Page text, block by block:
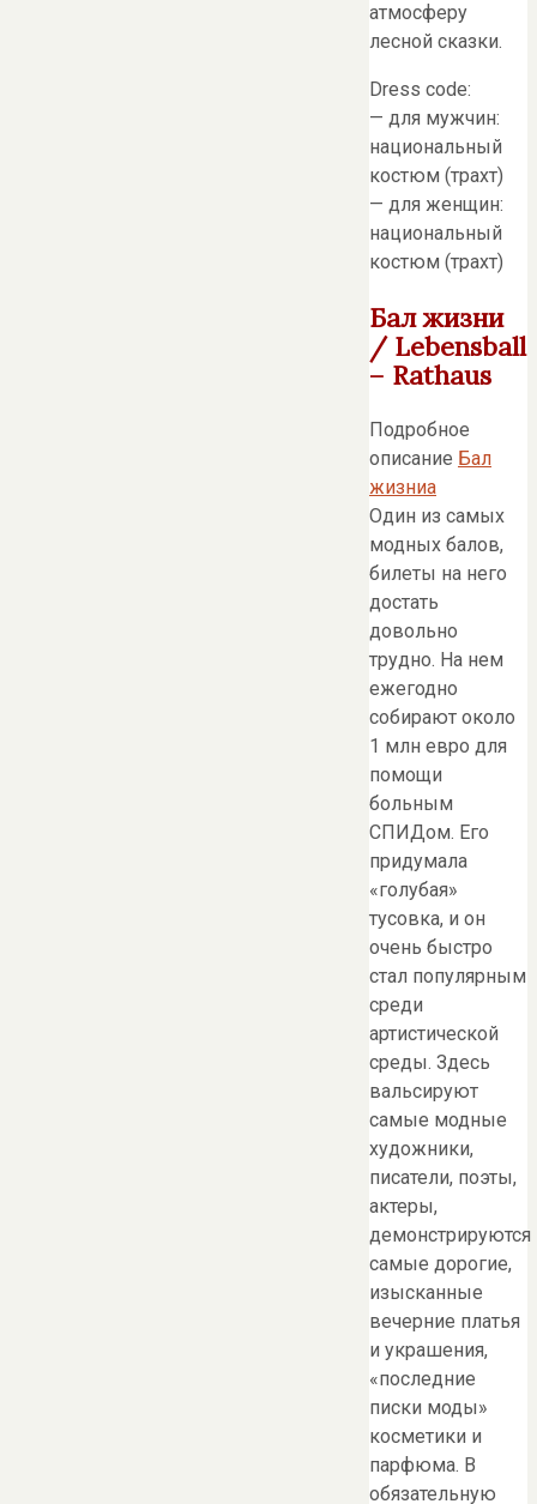
атмосферу
лесной сказки.
Dress code:
— для мужчин:
национальный
костюм (трахт)
— для женщин:
национальный
костюм (трахт)
Бал жизни
/ Lebensball
– Rathaus
Подробное
описание Бал
жизниа
Один из самых
модных балов,
билеты на него
достать
довольно
трудно. На нем
ежегодно
собирают около
1 млн евро для
помощи
больным
СПИДом. Его
придумала
«голубая»
тусовка, и он
очень быстро
стал популярным
среди
артистической
среды. Здесь
вальсируют
самые модные
художники,
писатели, поэты,
актеры,
демонстрируются
самые дорогие,
изысканные
вечерние платья
и украшения,
«последние
писки моды»
косметики и
парфюма. В
обязательную